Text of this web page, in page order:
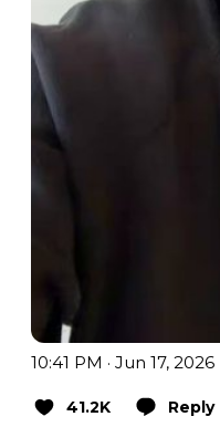
10:41 PM · Jun 17, 2026
41.2K Reply